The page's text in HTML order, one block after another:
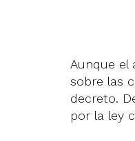
Aunque el
sobre las
decreto.
por la ley